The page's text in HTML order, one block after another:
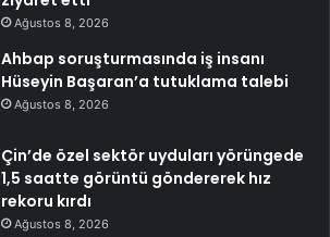
Ağustos 8, 2026
Ahbap soruşturmasında iş insanı
Hüseyin Başaran’a tutuklama talebi
Ağustos 8, 2026
Çin’de özel sektör uyduları yörüngede
1,5 saatte görüntü göndererek hız
rekoru kırdı
Ağustos 8, 2026